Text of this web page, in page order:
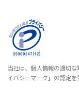
当社は、個人情報の適切
イバシーマーク」の認定を